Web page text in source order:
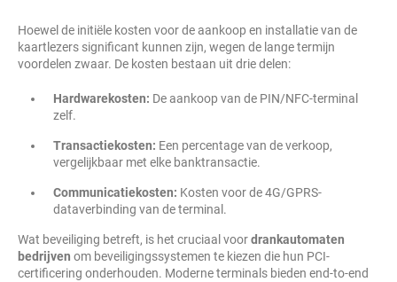
Hoewel de initiële kosten voor de aankoop en installatie van de
kaartlezers significant kunnen zijn, wegen de lange termijn
voordelen zwaar. De kosten bestaan uit drie delen:
Hardwarekosten: De aankoop van de PIN/NFC-terminal
zelf.
Transactiekosten: Een percentage van de verkoop,
vergelijkbaar met elke banktransactie.
Communicatiekosten: Kosten voor de 4G/GPRS-
dataverbinding van de terminal.
Wat beveiliging betreft, is het cruciaal voordrankautomaten
bedrijven om beveiligingssystemen te kiezen die hun PCI-
certificering onderhouden. Moderne terminals bieden end-to-end